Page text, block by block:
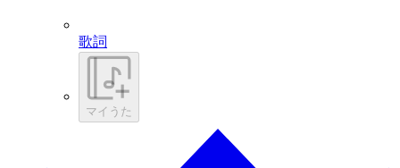
歌詞
マイうた